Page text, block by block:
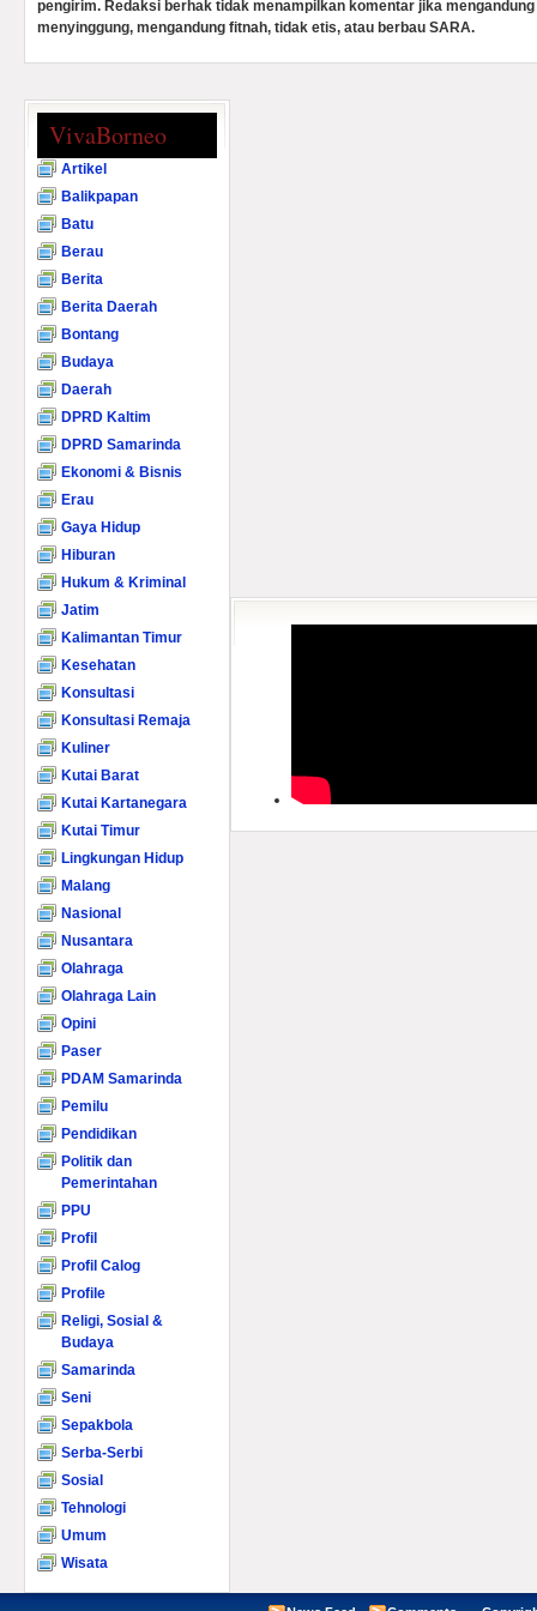
pengirim. Redaksi berhak tidak menampilkan komentar jika
menyinggung, mengandung fitnah, tidak etis, atau berbau SARA.
VivaBorneo
Artikel
Balikpapan
Batu
Berau
Berita
Berita Daerah
Bontang
Budaya
Daerah
DPRD Kaltim
DPRD Samarinda
Ekonomi & Bisnis
Erau
Gaya Hidup
Hiburan
Hukum & Kriminal
Jatim
Kalimantan Timur
Kesehatan
Konsultasi
Konsultasi Remaja
Kuliner
Kutai Barat
Kutai Kartanegara
Kutai Timur
Lingkungan Hidup
Malang
Nasional
Nusantara
Olahraga
Olahraga Lain
Opini
Paser
PDAM Samarinda
Pemilu
Pendidikan
Politik dan
Pemerintahan
PPU
Profil
Profil Calog
Profile
Religi, Sosial &
Budaya
Samarinda
Seni
Sepakbola
Serba-Serbi
Sosial
Tehnologi
Umum
Wisata